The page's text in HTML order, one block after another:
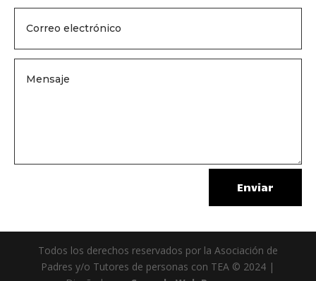
Enviar
Todos los derechos reservados por la Asociación de
Padres y/o Tutores de personas con TEA © 2024 |